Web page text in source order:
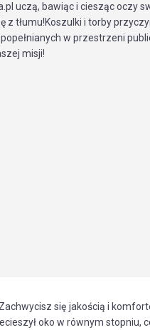
uczą, bawiąc i ciesząc oczy
z tłumu!Koszulki i torby
w przestrzeni
misji!
się jakością i
oko w równym stopniu,